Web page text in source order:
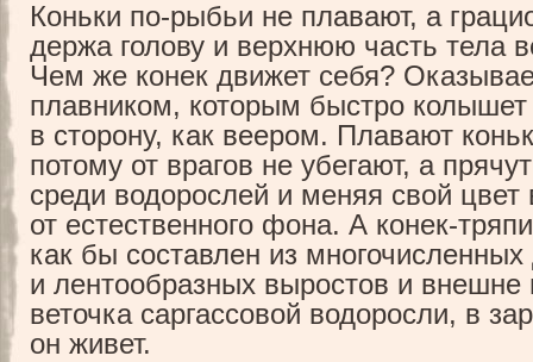
Коньки по-рыбьи не плавают, а
держа голову и верхнюю часть тела
Чем же конек движет себя?
плавником, которым быстро колышет
в сторону, как веером. Плавают
потому от врагов не убегают, а
среди водорослей и меняя свой цвет
от естественного фона. А конек-
как бы составлен из
и лентообразных выростов и внешне
веточка саргассовой водоросли, в
он живет.